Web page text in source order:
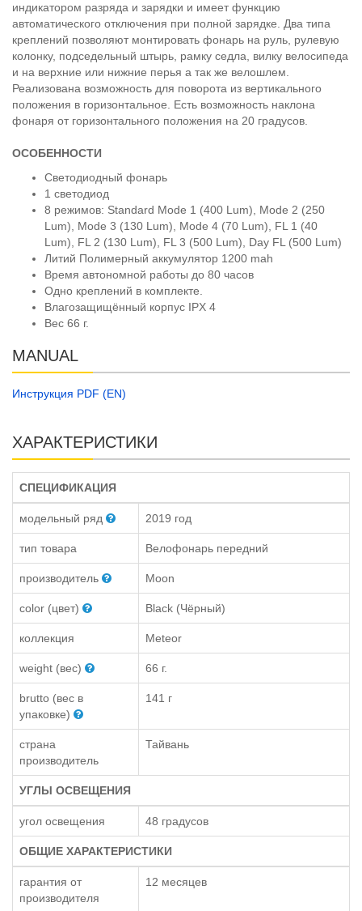
индикатором разряда и зарядки и имеет функцию
автоматического отключения при полной зарядке. Два типа
креплений позволяют монтировать фонарь на руль, рулевую
колонку, подседельный штырь, рамку седла, вилку велосипеда
и на верхние или нижние перья а так же велошлем.
Реализована возможность для поворота из вертикального
положения в горизонтальное. Есть возможность наклона
фонаря от горизонтального положения на 20 градусов.
ОСОБЕННОСТИ
Cветодиодный фонарь
1 светодиод
8 режимов: Standard Mode 1 (400 Lum), Mode 2 (250
Lum), Mode 3 (130 Lum), Mode 4 (70 Lum), FL 1 (40
Lum), FL 2 (130 Lum), FL 3 (500 Lum), Day FL (500 Lum)
Литий Полимерный аккумулятор 1200 mah
Время автономной работы до 80 часов
Одно креплений в комплекте.
Влагозащищённый корпус IPX 4
Вес 66 г.
MANUAL
Инструкция PDF (EN)
ХАРАКТЕРИСТИКИ
СПЕЦИФИКАЦИЯ
модельный ряд 2019 год
тип товара Велофонарь передний
производитель Moon
color (цвет) Black (Чёрный)
коллекция Meteor
weight (вес) 66 г.
brutto (вес в
упаковке)
141 г
страна
производитель
Тайвань
УГЛЫ ОСВЕЩЕНИЯ
угол освещения 48 градусов
ОБЩИЕ ХАРАКТЕРИСТИКИ
гарантия от
производителя
12 месяцев